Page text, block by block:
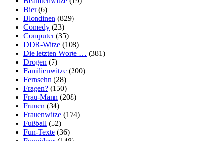
Bier(6)
Blondinen (829)
Comedy (23)
Computer(35)
DDR-Witze (108)
Die letzten Worte … (381)
Drogen (7)
Familienwitze (200)
Fernsehn (28)
Fragen? (150)
Frau-Mann (208)
Frauen (34)
Frauenwitze (174)
Fußball (32)
Fun-Texte (36)